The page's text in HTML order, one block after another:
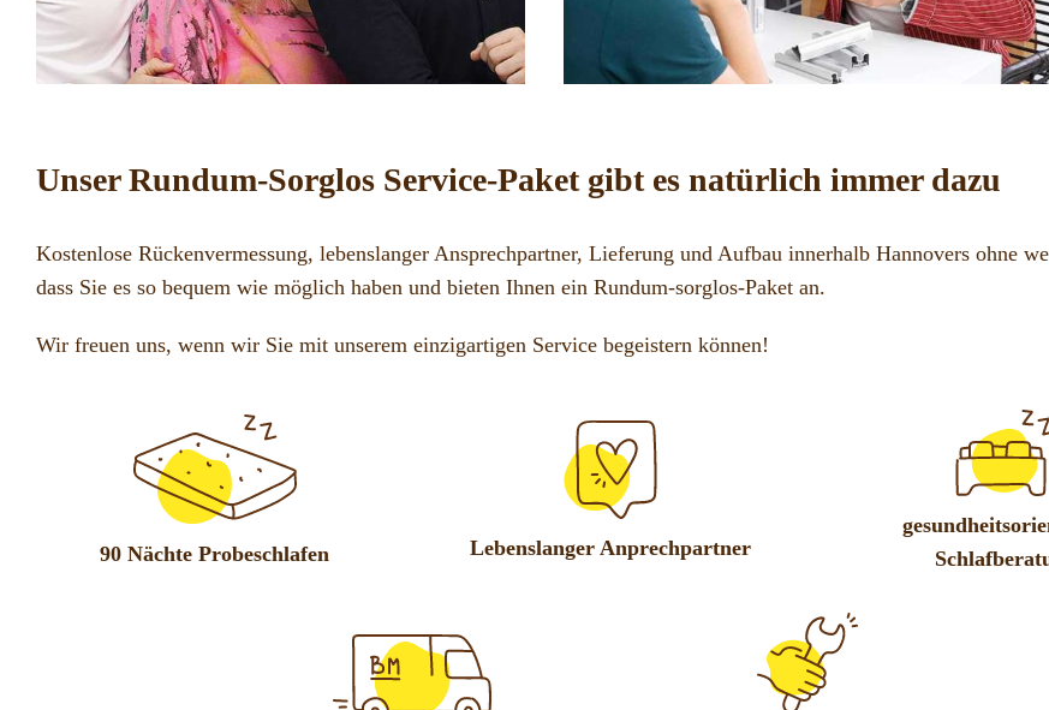
Unser Rundum-Sorglos Service-Paket gibt es natürlich immer dazu
Kostenlose Rückenvermessung, lebenslanger Ansprechpartner, Lieferung und Aufbau innerhalb Hannovers ohne
dass Sie es so bequem wie möglich haben und bieten Ihnen ein Rundum-sorglos-Paket an.
Wir freuen uns, wenn wir Sie mit unserem einzigartigen Service begeistern können!
90 Nächte Probeschlafen Lebenslanger Anprechpartner